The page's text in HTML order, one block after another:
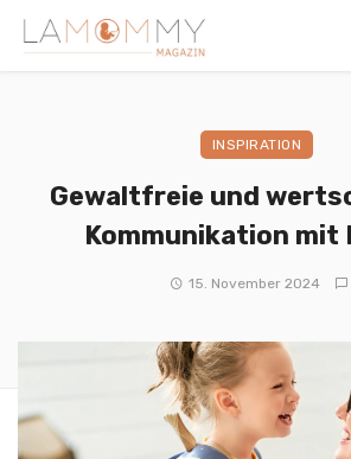
INSPIRATION
Gewaltfreie und
Kommunikation mit
15. November 2024